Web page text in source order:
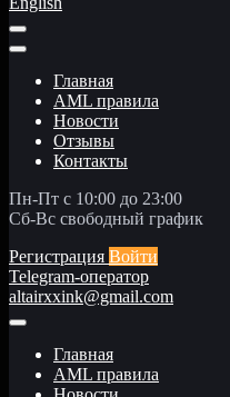
Главная
AML правила
Новости
Отзывы
Контакты
Пн-Пт с 10:00 до 23:00
Сб-Вс свободный график
Регистрация Войти
Telegram-оператор
altairxxink@gmail.com
Главная
AML правила